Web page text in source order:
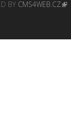
BY CMS4WEB.CZ